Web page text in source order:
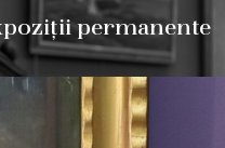
permanente